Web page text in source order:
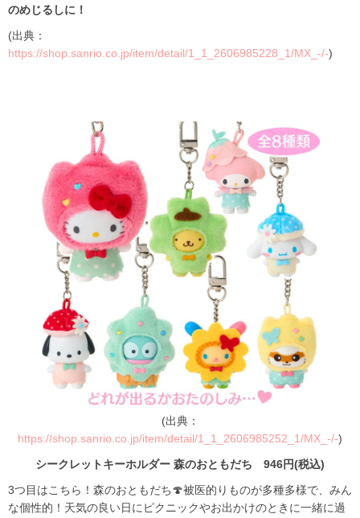
のめじるしに！
(出典：
https://shop.sanrio.co.jp/item/detail/1_1_2606985228_1/MX_-/-)
(出典：
https://shop.sanrio.co.jp/item/detail/1_1_2606985252_1/MX_-/-)
シークレットキーホルダー 森のおともだち 946円(税込)
3つ目はこちら！森のおともだち🍄被医的りものが多種多様で、みん
な個性的！天気の良い日にピクニックやお出かけのときに一緒に過